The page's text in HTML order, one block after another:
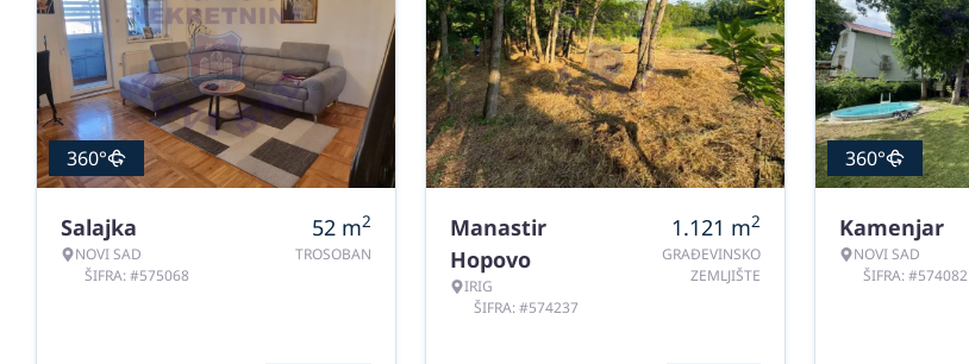
360°
Salajka
NOVI SAD
ŠIFRA: #575068
52 m2
TROSOBAN
Manastir
Hopovo
IRIG
ŠIFRA: #574237
1.121 m2
GRAĐEVINSKO
ZEMLJIŠTE
360°
Kamenjar
NOVI SAD
ŠIFRA: #574082